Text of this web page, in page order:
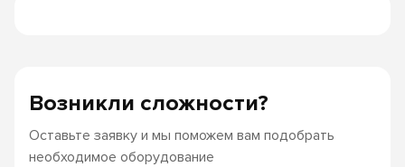
Возникли сложности?
Оставьте заявку и мы поможем вам подобрать
необходимое оборудование